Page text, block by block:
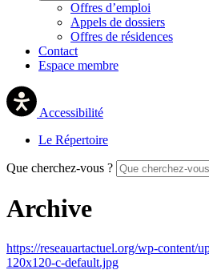
Offres d’emploi
Appels de dossiers
Offres de résidences
Contact
Espace membre
Accessibilité
Le Répertoire
Que cherchez-vous ?
Archive
https://reseauartactuel.org/wp-content/
120x120-c-default.jpg